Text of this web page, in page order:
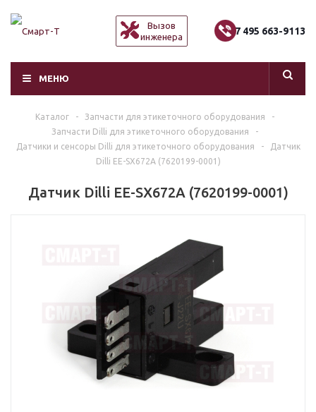
Вызов
инженера
+7 495 663-9113
МЕНЮ
Каталог - Запчасти для этикеточного оборудования
-
Запчасти Dilli для этикеточного оборудования
-
Датчики и сенсоры Dilli для этикеточного оборудования
-
Датчик
Dilli EE-SX672A (7620199-0001)
Датчик Dilli EE-SX672A (7620199-0001)